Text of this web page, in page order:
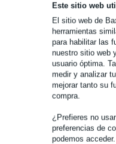
Este sitio web
El sitio web de
herramientas
para habilitar las
nuestro sitio web
usuario óptima.
medir y analizar
mejorar tanto su
compra.
¿Prefieres no
preferencias de
podemos
1.250 marcas líderes
Información del
Especificaciones completas
Accesorios (22)